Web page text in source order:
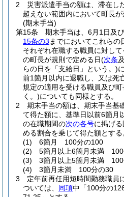
2
災害派遣手当の額は、滞在し
超えない範囲内において町長が
(期末手当)
第15条
期末手当は、6月1日及
15条の3 までにおいてこれらの
それぞれ在職する職員に対し
の町長が規則で定める日(次条
らの日を「支給日」という。)
前1箇月以内に退職し、又は死
規定の適用を受ける職員及び
く。)についても同様とする。
2
期末手当の額は、期末手当基
て得た額に、基準日以前6箇月
の在職期間の次の各号に掲げる
める割合を乗じて得た額とする
(1)
6箇月 100分の100
(2)
5箇月以上6箇月未満
(3)
3箇月以上5箇月未満
(4)
3箇月未満 100分の30
3
定年前再任用短時間勤務職員
ついては、 同項中「100分の